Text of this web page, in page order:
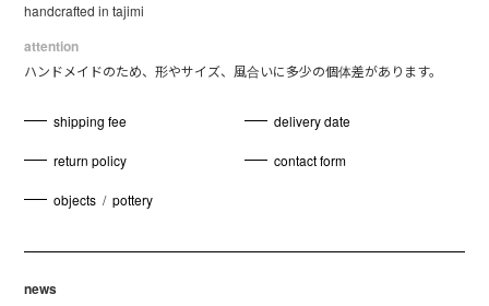
handcrafted in tajimi
attention
ハンドメイドのため、形やサイズ、風合いに多少の個体差があります。
shipping fee delivery date
return policy contact form
objects / pottery
news